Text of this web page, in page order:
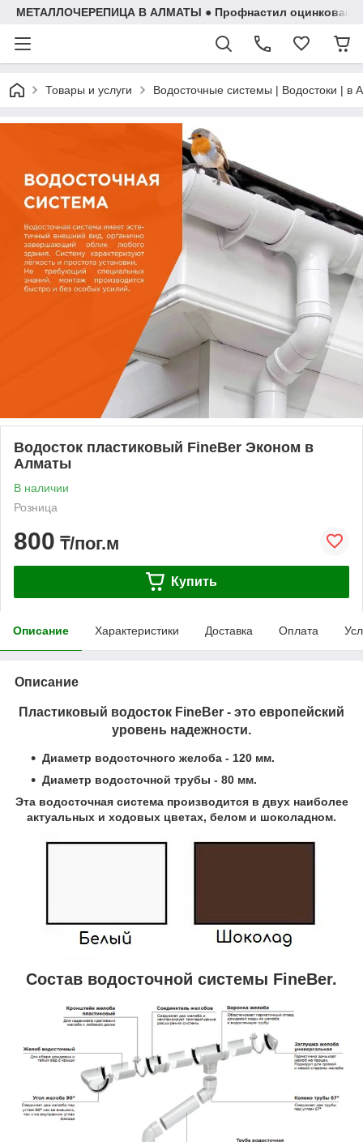
МЕТАЛЛОЧЕРЕПИЦА В АЛМАТЫ ● Профнастил
Товары и услуги Водосточные системы | Водостоки | в
Водосток пластиковый FineBer Эконом в
Алматы
В наличии
Розница
800 ₸/пог.м
Купить
Описание Характеристики Доставка Оплата
Описание
Пластиковый водосток FineBer - это европейский
уровень надежности.
Диаметр водосточного желоба - 120 мм.
Диаметр водосточной трубы - 80 мм.
Эта водосточная система производится в двух наиболее
актуальных и ходовых цветах, белом и шоколадном.
Состав водосточной системы FineBer.